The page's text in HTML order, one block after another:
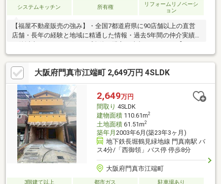
システムキッチン 所有権
リフォームリノベーシ
ョン
【福屋不動産販売の強み】・全国7都道府県に90店舗以上の直営
店舗・長年の経験と地域に精通した情報・過去5年間の仲介実績4
ォーム内容】■建具一式交換■キッチン・洗面・浴室・トイレ交換
■間取り変更■ダウンライト新設■クロス全面貼替■正面外壁防水、
トタン張替え■玄関扉・勝手口交換【物件のおすすめポイント】
◆全居室フローリング。◆壁付けのキッチンなので、リビング全
体のスペースを広く確保できております。◆シャッター付きの車
庫。※建物面積に車庫面積約１６．３３平米を含みます。
大阪府門真市江端町 2,649万円 4SLDK
2,649万円
間取り 4SLDK
建物面積110.61m2
土地面積61.51m2
築年月 2003年6月(築23年3ヶ月)
地下鉄長堀鶴見緑地線 門真南駅 バ
ス4分/「西御領」バス停 停歩8分
大阪府門真市江端町
3階建て以上 都市ガス
駐車場あり